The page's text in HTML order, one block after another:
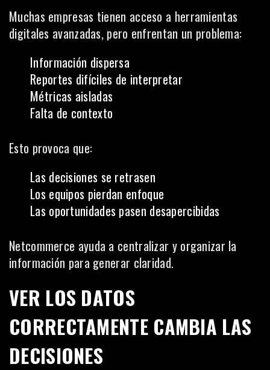
Muchas empresas tienen acceso a herramientas
digitales avanzadas, pero enfrentan un problema:
Información dispersa
Reportes difíciles de interpretar
Métricas aisladas
Falta de contexto
Esto provoca que:
Las decisiones se retrasen
Los equipos pierdan enfoque
Las oportunidades pasen desapercibidas
Netcommerce ayuda a centralizar y organizar la
información para generar claridad.
VER LOS DATOS
CORRECTAMENTE CAMBIA LAS
DECISIONES